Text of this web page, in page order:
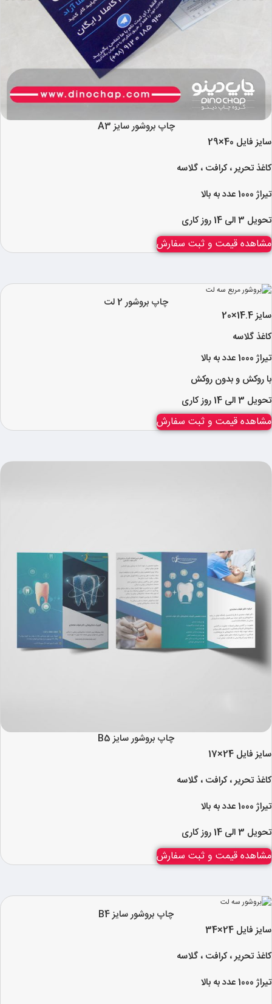
چاپ بروشور سایز A3
سایز فایل 40×29
کاغذ تحریر ، کرافت ، گلاسه
تیراژ 1000 عدد به بالا
تحویل 3 الی 14 روز کاری
مشاهده قیمت و ثبت سفارش
چاپ بروشور 2 لت
سایز 14.4×20
کاغذ گلاسه
تیراژ 1000 عدد به بالا
با روکش و بدون روکش
تحویل 3 الی 14 روز کاری
مشاهده قیمت و ثبت سفارش
چاپ بروشور سایز B5
سایز فایل 24×17
کاغذ تحریر ، کرافت ، گلاسه
تیراژ 1000 عدد به بالا
تحویل 3 الی 14 روز کاری
مشاهده قیمت و ثبت سفارش
چاپ بروشور سایز B4
سایز فایل 24×34
کاغذ تحریر ، کرافت ، گلاسه
تیراژ 1000 عدد به بالا